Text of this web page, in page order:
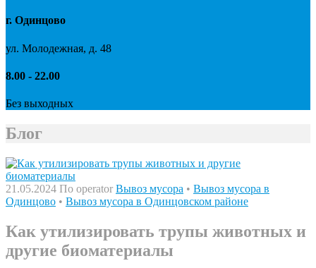
г. Одинцово
ул. Молодежная, д. 48
8.00 - 22.00
Без выходных
Блог
21.05.2024 По operator Вывоз мусора • Вывоз мусора в
Одинцово • Вывоз мусора в Одинцовском районе
Как утилизировать трупы животных и
другие биоматериалы